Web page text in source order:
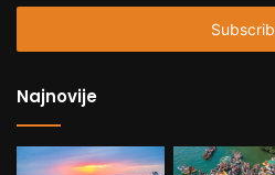
Email
Najnovije